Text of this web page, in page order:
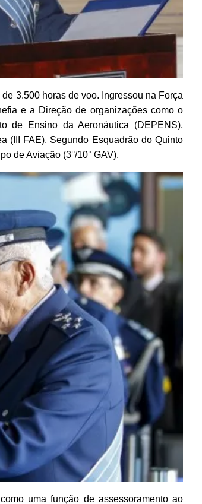
3.500 horas de voo. Ingressou na Força
e a Direção de organizações como o
de Ensino da Aeronáutica (DEPENS),
(III FAE), Segundo Esquadrão do Quinto
de Aviação (3°/10° GAV).
uma função de assessoramento ao